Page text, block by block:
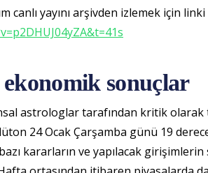
canlı yayını arşivden izlemek için linki
sonuçlar
astrologlar tarafından kritik olarak
24 Ocak Çarşamba günü 19
kararların ve yapılacak